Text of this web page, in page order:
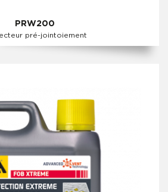
PRW200
pré-jointoiement